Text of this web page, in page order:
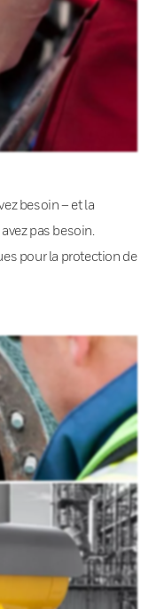
besoin – et la
pas besoin.
pour la protection de